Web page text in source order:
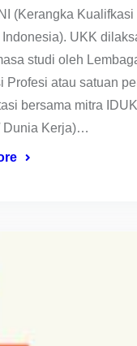
(Kerangka Kualifkasi
UKK
studi oleh
Profesi atau satuan
bersama mitra
Dunia Kerja)…